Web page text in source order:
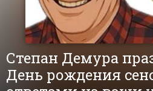
Степан Демура
День рождения